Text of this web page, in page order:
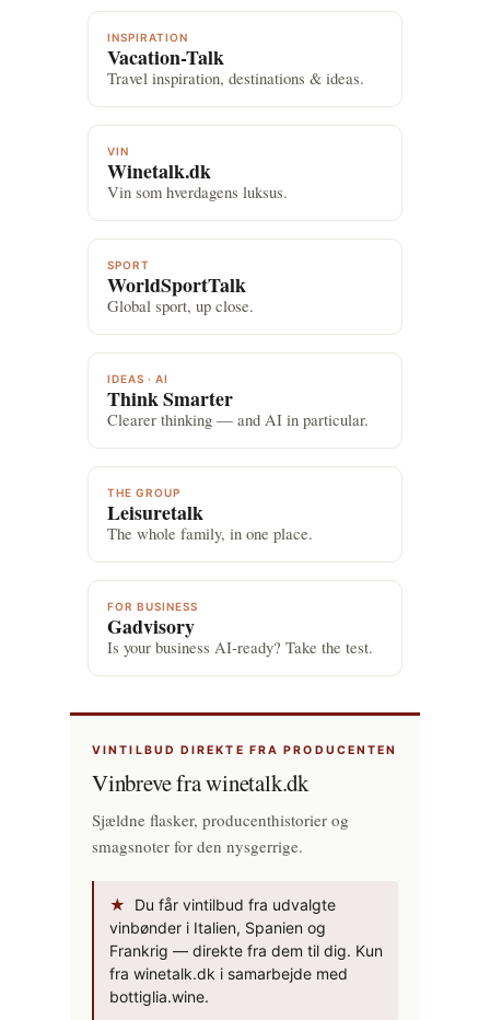
INSPIRATION
Vacation-Talk
Travel inspiration, destinations & ideas.
VIN
Winetalk.dk
Vin som hverdagens luksus.
SPORT
WorldSportTalk
Global sport, up close.
IDEAS · AI
Think Smarter
Clearer thinking — and AI in particular.
THE GROUP
Leisuretalk
The whole family, in one place.
FOR BUSINESS
Gadvisory
Is your business AI-ready? Take the test.
VINTILBUD DIREKTE FRA PRODUCENTEN
Vinbreve fra winetalk.dk
Sjældne flasker, producenthistorier og
smagsnoter for den nysgerrige.
★
Du får vintilbud fra udvalgte
vinbønder i Italien, Spanien og
Frankrig — direkte fra dem til dig. Kun
fra winetalk.dk i samarbejde med
bottiglia.wine.